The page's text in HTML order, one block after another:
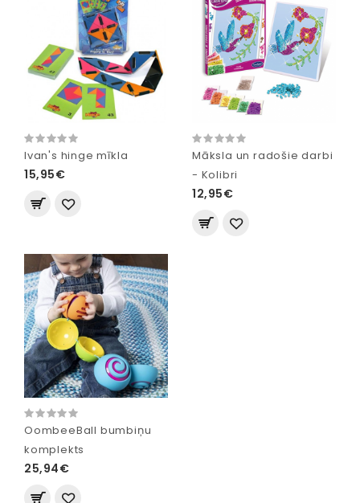
Ivan's hinge mīkla
15,95€
Māksla un radošie darbi
- Kolibri
12,95€
OombeeBall bumbiņu
komplekts
25,94€